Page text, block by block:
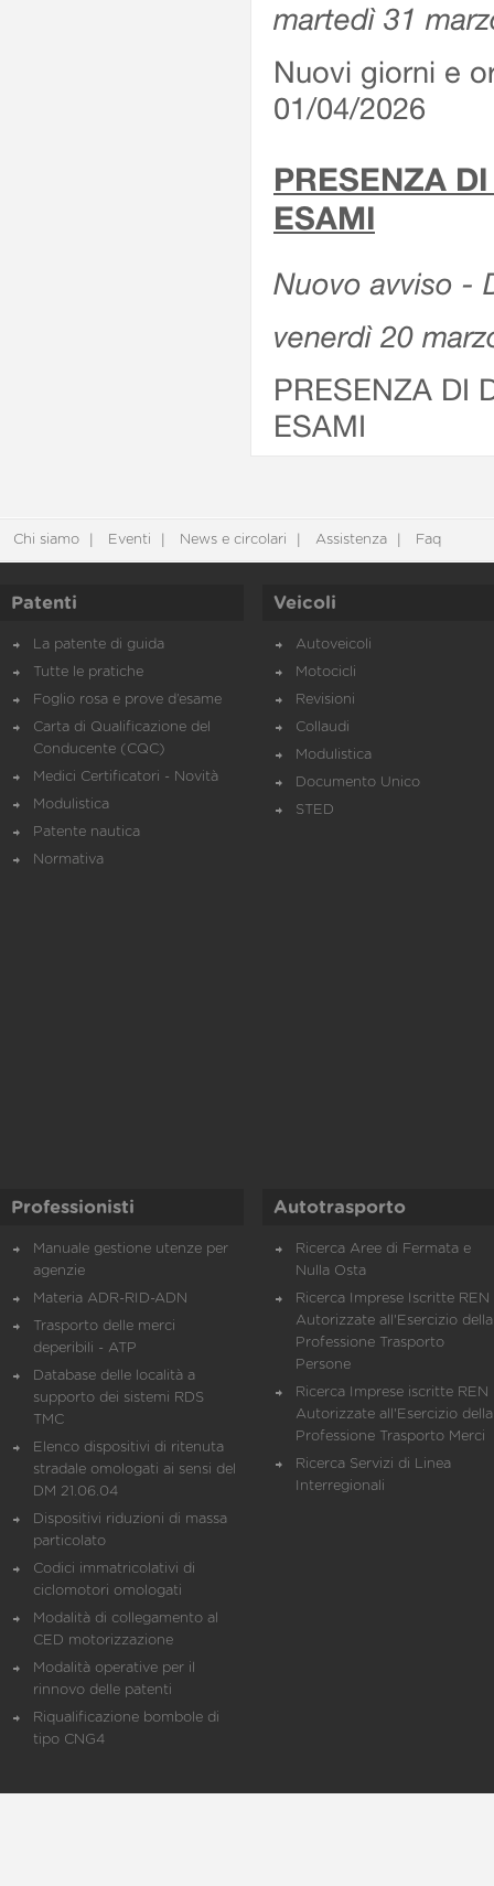
martedì 31
Nuovi giorni e
01/04/2026
PRESENZA
ESAMI
Nuovo avviso -
venerdì 20
PRESENZA DI
ESAMI
Chi siamo Eventi News e circolari Assistenza Faq
Patenti
La patente di guida
Tutte le pratiche
Foglio rosa e prove d’esame
Carta di Qualificazione del
Conducente (CQC)
Medici Certificatori - Novità
Modulistica
Patente nautica
Normativa
Veicoli
Autoveicoli
Motocicli
Revisioni
Collaudi
Modulistica
Documento Unico
STED
Professionisti
Manuale gestione utenze per
agenzie
Materia ADR-RID-ADN
Trasporto delle merci
deperibili - ATP
Database delle località a
supporto dei sistemi RDS
TMC
Elenco dispositivi di ritenuta
stradale omologati ai sensi del
DM 21.06.04
Dispositivi riduzioni di massa
particolato
Codici immatricolativi di
ciclomotori omologati
Modalità di collegamento al
CED motorizzazione
Modalità operative per il
rinnovo delle patenti
Riqualificazione bombole di
tipo CNG4
Autotrasporto
Ricerca Aree di Fermata e
Nulla Osta
Ricerca Imprese Iscritte REN
Autorizzate all'Esercizio della
Professione Trasporto
Persone
Ricerca Imprese iscritte REN
Autorizzate all'Esercizio della
Professione Trasporto Merci
Ricerca Servizi di Linea
Interregionali